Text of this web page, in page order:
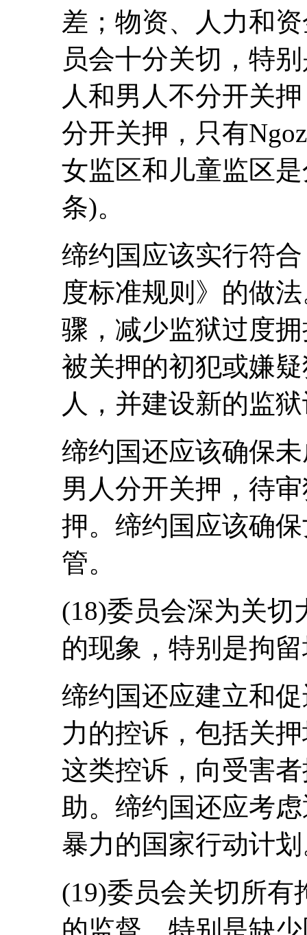
差；物资、人力和
员会十分关切，特
人和男人不分开关
分开关押，只有
女监区和儿童监区
条)。
缔约国应该实行符
度标准规则》的做
骤，减少监狱过度
被关押的初犯或嫌
人，并建设新的监
缔约国还应该确保
男人分开关押，待
押。缔约国应该确
管。
(18)委员会深为关切
的现象，特别是拘
缔约国还应建立和
力的控诉，包括关
这类控诉，向受害
助。缔约国还应考
暴力的国家行动计
(19)委员会关切所有
的监督，特别是缺